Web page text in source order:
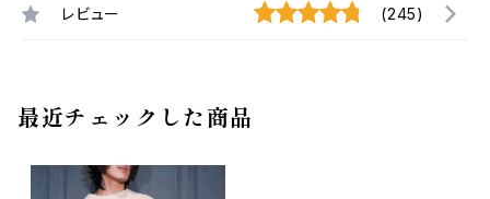
レビュー (245)
最近チェックした商品